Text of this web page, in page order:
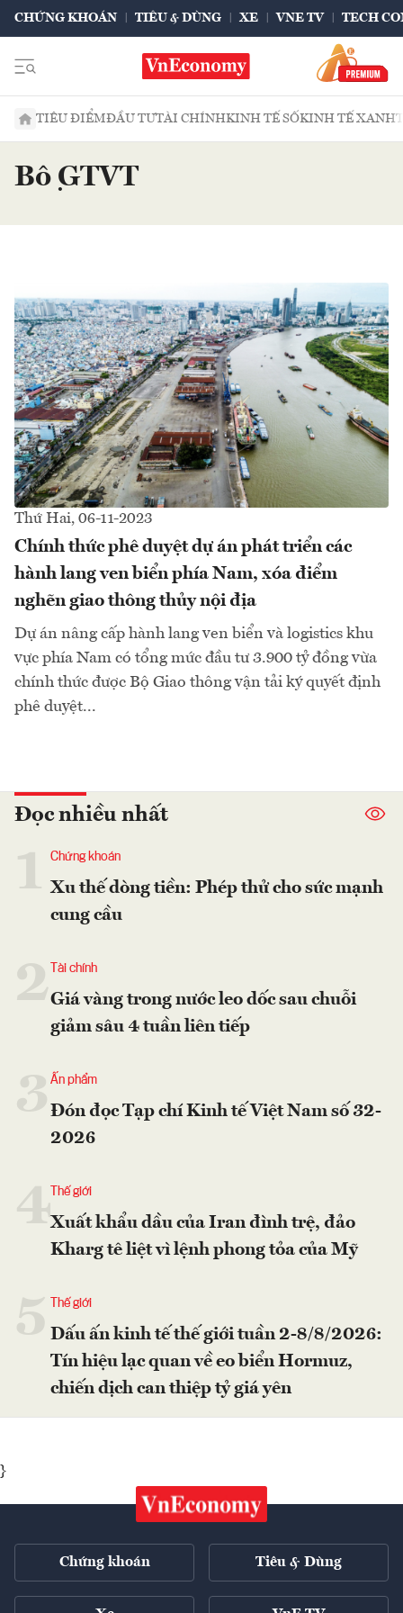
CHỨNG KHOÁN TIÊU & DÙNG XE VNE TV TECH
TIÊU ĐIỂMĐẦU TƯTÀI CHÍNHKINH TẾ SỐKINH TẾ XANH
Bộ GTVT
Thứ Hai, 06-11-2023
Chính thức phê duyệt dự án phát triển các
hành lang ven biển phía Nam, xóa điểm
nghẽn giao thông thủy nội địa
Dự án nâng cấp hành lang ven biển và logistics khu
vực phía Nam có tổng mức đầu tư 3.900 tỷ đồng vừa
chính thức được Bộ Giao thông vận tải ký quyết định
phê duyệt...
Đọc nhiều nhất
Chứng khoán
Xu thế dòng tiền: Phép thử cho sức mạnh
cung cầu
2 Tài chính
Giá vàng trong nước leo dốc sau chuỗi
giảm sâu 4 tuần liên tiếp
Ấn phẩm
Đón đọc Tạp chí Kinh tế Việt Nam số 32-
2026
4 Thế giới
Xuất khẩu dầu của Iran đình trệ, đảo
Kharg tê liệt vì lệnh phong tỏa của Mỹ
Thế giới
Dấu ấn kinh tế thế giới tuần 2-8/8/2026:
Tín hiệu lạc quan về eo biển Hormuz,
chiến dịch can thiệp tỷ giá yên
}
Chứng khoán Tiêu & Dùng